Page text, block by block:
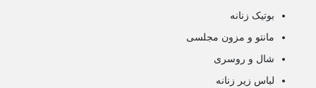
بوتیک زنانه
مانتو و مزون مجلسی
شال و روسری
لباس زیر زنانه